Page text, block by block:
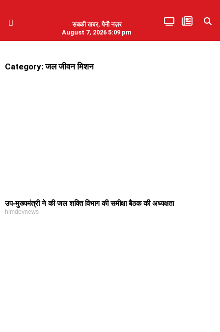
सबकी खबर, पैनी नज़र
August 7, 2026 5:09 pm
Category: जल जीवन मिशन
उप-मुख्यमंत्री ने की जल शक्ति विभाग की समीक्षा बैठक की अध्यक्षता
himdevnews